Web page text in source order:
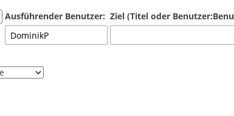
Ausführender Benutzer: Ziel (Titel oder